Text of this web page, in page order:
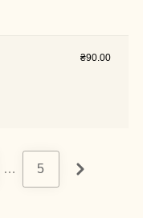
₴90.00
… 5